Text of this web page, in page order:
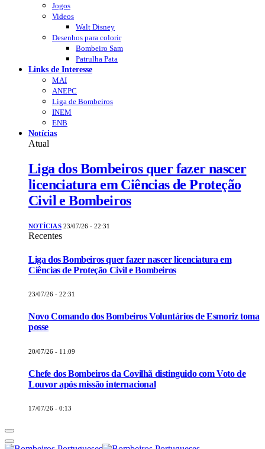
Jogos
Videos
Walt Disney
Desenhos para colorir
Bombeiro Sam
Patrulha Pata
Links de Interesse
MAI
ANEPC
Liga de Bombeiros
INEM
ENB
Notícias
Atual
Liga dos Bombeiros quer fazer nascer
licenciatura em Ciências de Proteção
Civil e Bombeiros
NOTÍCIAS 23/07/26 - 22:31
Recentes
Liga dos Bombeiros quer fazer nascer licenciatura em
Ciências de Proteção Civil e Bombeiros
23/07/26 - 22:31
Novo Comando dos Bombeiros Voluntários de Esmoriz toma
posse
20/07/26 - 11:09
Chefe dos Bombeiros da Covilhã distinguido com Voto de
Louvor após missão internacional
17/07/26 - 0:13